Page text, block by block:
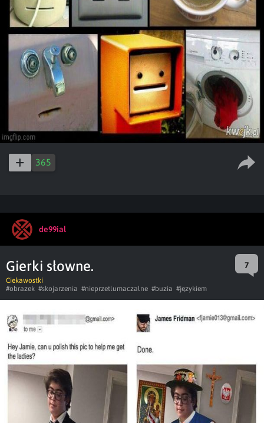
365
de99ial
Gierki słowne. 7
Ciekawostki
#obrazek #skojarzenia #nieprzetlumaczalne #buzia #językiem